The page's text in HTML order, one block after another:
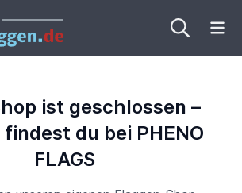
ist geschlossen –
du bei PHENO
FLAGS